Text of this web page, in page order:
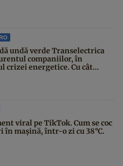
undă verde Transelectrica
companiilor, în
crizei energetice. Cu cât...
viral pe TikTok. Cum se coc
în mașină, într-o zi cu 38°C.